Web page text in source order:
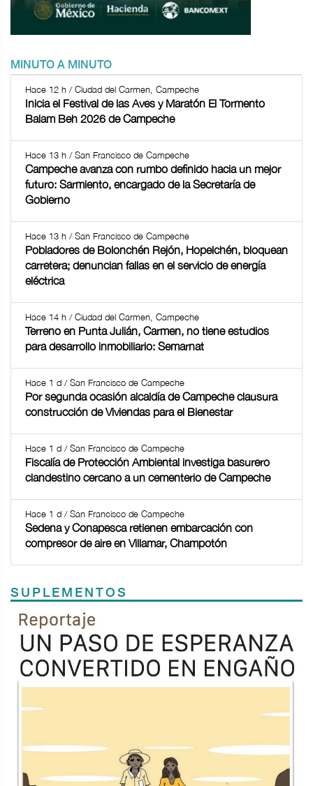
MINUTO A MINUTO
Hace 12 h / Ciudad del Carmen, Campeche
Inicia el Festival de las Aves y Maratón El Tormento
Balam Beh 2026 de Campeche
Hace 13 h / San Francisco de Campeche
Campeche avanza con rumbo definido hacia un mejor
futuro: Sarmiento, encargado de la Secretaría de
Gobierno
Hace 13 h / San Francisco de Campeche
Pobladores de Bolonchén Rejón, Hopelchén, bloquean
carretera; denuncian fallas en el servicio de energía
eléctrica
Hace 14 h / Ciudad del Carmen, Campeche
Terreno en Punta Julián, Carmen, no tiene estudios
para desarrollo inmobiliario: Semarnat
Hace 1 d / San Francisco de Campeche
Por segunda ocasión alcaldía de Campeche clausura
construcción de Viviendas para el Bienestar
Hace 1 d / San Francisco de Campeche
Fiscalía de Protección Ambiental investiga basurero
clandestino cercano a un cementerio de Campeche
Hace 1 d / San Francisco de Campeche
Sedena y Conapesca retienen embarcación con
compresor de aire en Villamar, Champotón
SUPLEMENTOS
Previous
TODOS LOS SUPLEMENTOS